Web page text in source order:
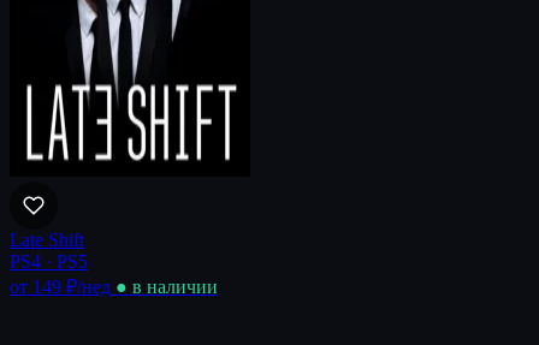
Late Shift
PS4 · PS5
от 149 ₽/нед ● в наличии